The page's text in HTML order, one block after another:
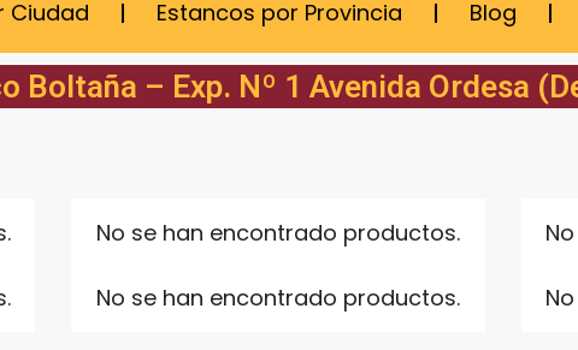
Ciudad Estancos por Provincia Blog
Boltaña – Exp. Nº 1 Avenida Ordesa
No se han encontrado productos.
No se han encontrado productos.